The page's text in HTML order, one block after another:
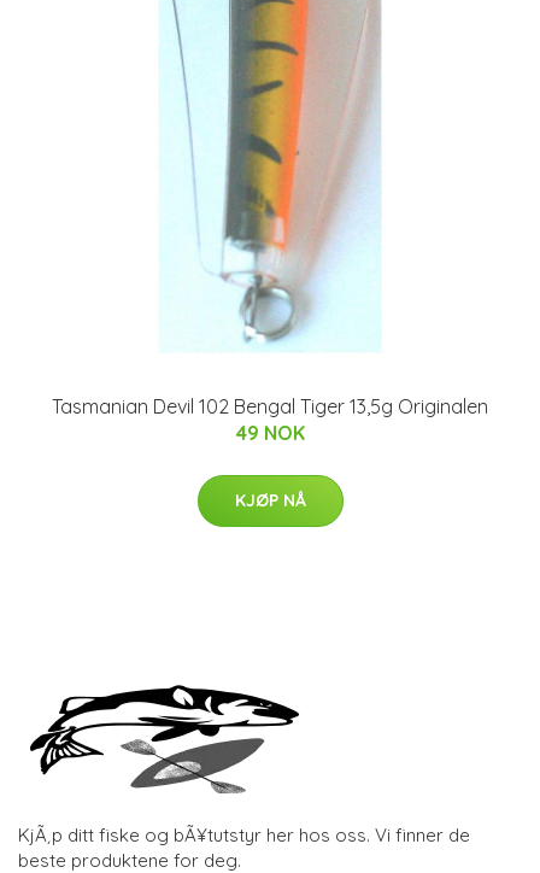
Tasmanian Devil 102 Bengal Tiger 13,5g Originalen
49 NOK
KJØP NÅ
KjÃ¸p ditt fiske og bÃ¥tutstyr her hos oss. Vi finner de
beste produktene for deg.